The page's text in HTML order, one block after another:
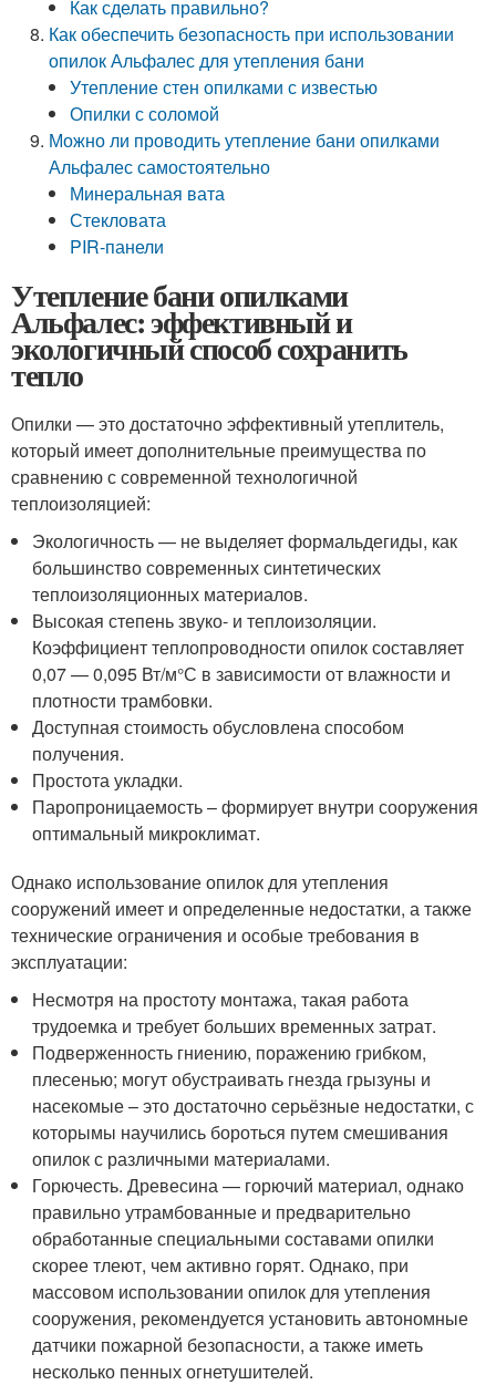
Как сделать правильно?
Как обеспечить безопасность при использовании
опилок Альфалес для утепления бани
Утепление стен опилками с известью
Опилки с соломой
Можно ли проводить утепление бани опилками
Альфалес самостоятельно
Минеральная вата
Стекловата
PIR-панели
Утепление бани опилками
Альфалес: эффективный и
экологичный способ сохранить
тепло
Опилки — это достаточно эффективный утеплитель,
который имеет дополнительные преимущества по
сравнению с современной технологичной
теплоизоляцией:
Экологичность — не выделяет формальдегиды, как
большинство современных синтетических
теплоизоляционных материалов.
Высокая степень звуко- и теплоизоляции.
Коэффициент теплопроводности опилок составляет
0,07 — 0,095 Вт/м°С в зависимости от влажности и
плотности трамбовки.
Доступная стоимость обусловлена способом
получения.
Простота укладки.
Паропроницаемость – формирует внутри сооружения
оптимальный микроклимат.
Однако использование опилок для утепления
сооружений имеет и определенные недостатки, а также
технические ограничения и особые требования в
эксплуатации:
Несмотря на простоту монтажа, такая работа
трудоемка и требует больших временных затрат.
Подверженность гниению, поражению грибком,
плесенью; могут обустраивать гнезда грызуны и
насекомые – это достаточно серьёзные недостатки, с
которымы научились бороться путем смешивания
опилок с различными материалами.
Горючесть. Древесина — горючий материал, однако
правильно утрамбованные и предварительно
обработанные специальными составами опилки
скорее тлеют, чем активно горят. Однако, при
массовом использовании опилок для утепления
сооружения, рекомендуется установить автономные
датчики пожарной безопасности, а также иметь
несколько пенных огнетушителей.